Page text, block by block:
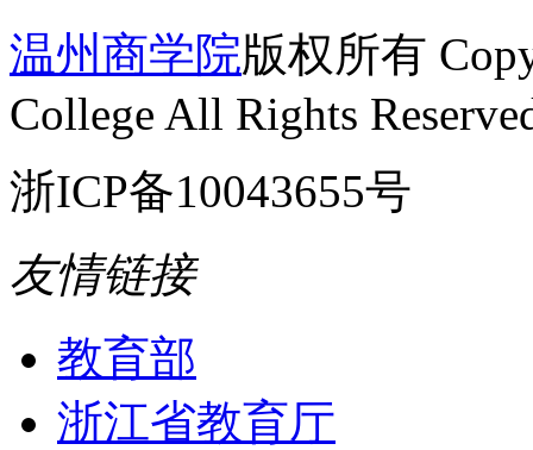
温州商学院版权所有
College All Rights
浙ICP备10043655号
友情链接
教育部
浙江省教育厅